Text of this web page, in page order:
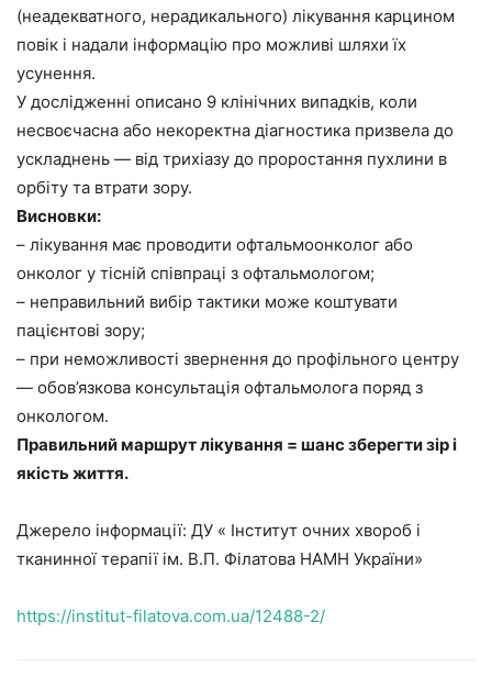
(неадекватного, нерадикального) лікування карцином
повік і надали інформацію про можливі шляхи їх
усунення.
У дослідженні описано 9 клінічних випадків, коли
несвоєчасна або некоректна діагностика призвела до
ускладнень — від трихіазу до проростання пухлини в
орбіту та втрати зору.
Висновки:
– лікування має проводити офтальмоонколог або
онколог у тісній співпраці з офтальмологом;
– неправильний вибір тактики може коштувати
пацієнтові зору;
– при неможливості звернення до профільного центру
— обов’язкова консультація офтальмолога поряд з
онкологом.
Правильний маршрут лікування = шанс зберегти зір і
якість життя.
Джерело інформації: ДУ « Інститут очних хвороб і
тканинної терапії ім. В.П. Філатова НАМН України»
https://institut-filatova.com.ua/12488-2/